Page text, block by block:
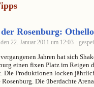
der Rosenburg: Othello
22. Januar 2011 um 12:03 ·
Jahren hat sich
einen fixen Platz im Reigen
Die Produktionen locken
Rosenburg. Die überdachte